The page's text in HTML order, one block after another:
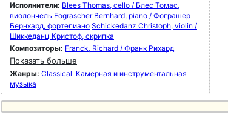
Исполнители: Blees Thomas, cello / Блес Томас,
виолончель Fograscher Bernhard, piano / Фограшер
Бернхард, фортепиано Schickedanz Christoph, violin /
Шиккеданц Кристоф, скрипка
Композиторы: Franck, Richard / Франк Рихард
Показать больше
Жанры: Classical Камерная и инструментальная
музыка